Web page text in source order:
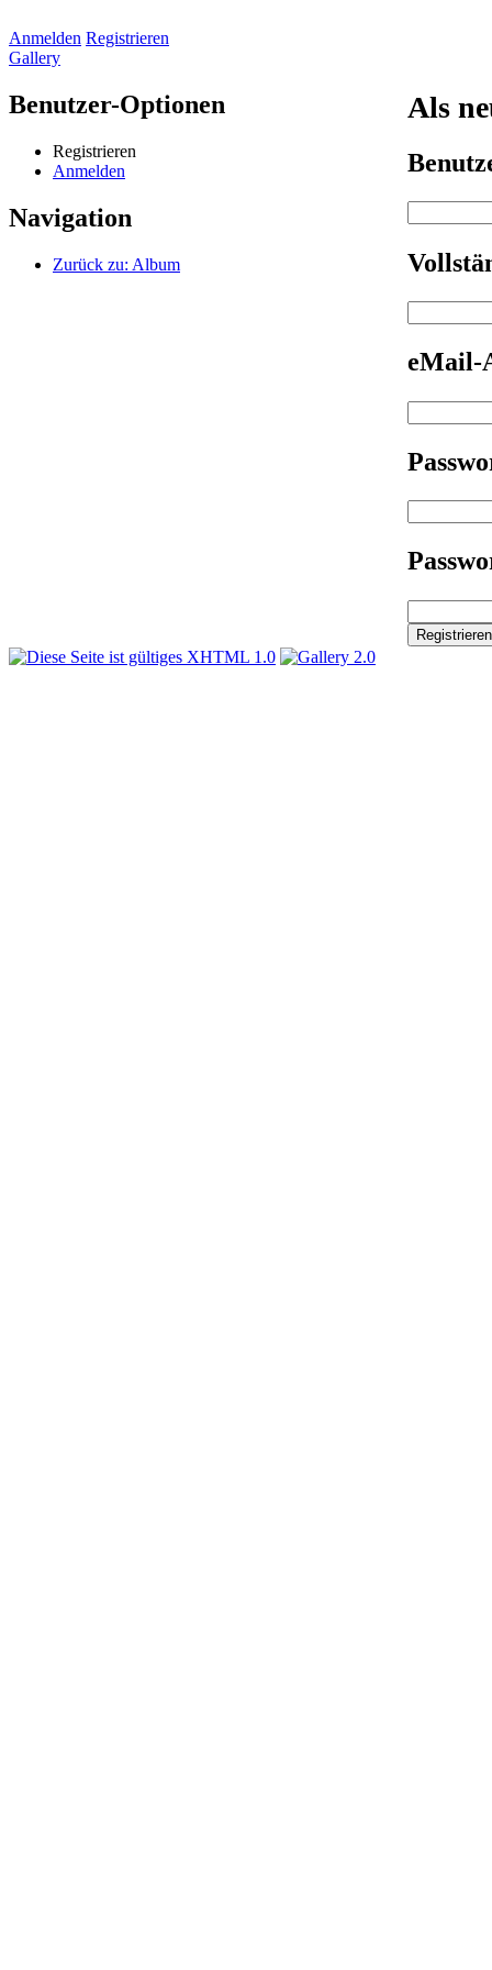
Anmelden Registrieren
Gallery
Benutzer-Optionen
Registrieren
Anmelden
Navigation
Zurück zu: Album
Als
eMail-